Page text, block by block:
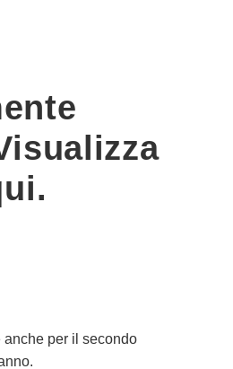
anche per il secondo